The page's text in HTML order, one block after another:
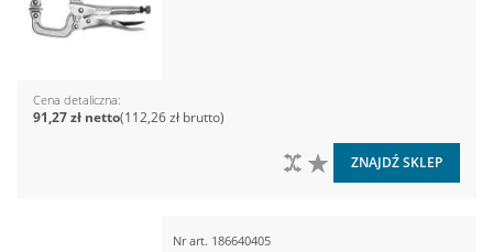
Cena detaliczna
112,26 zł
91,27 zł
DO LISTY ŻYCZEŃ
DO PORÓWNANIA
ZNAJDŹ SKLEP
Nr art. 186640405